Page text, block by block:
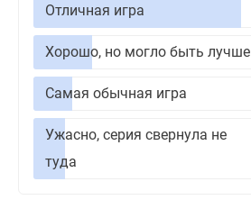
Отличная игра
Хорошо, но могло быть лучше
Самая обычная игра
Ужасно, серия свернула не
туда